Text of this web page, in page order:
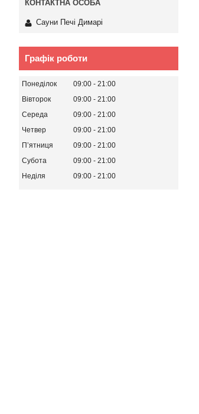
Сауни Печі Димарі
Графік роботи
Понеділок 09:00
21:00
Вівторок
09:00
21:00
Середа
09:00
21:00
Четвер
09:00
21:00
Пʼятниця
09:00
21:00
Субота
09:00
21:00
Неділя
09:00 21:00